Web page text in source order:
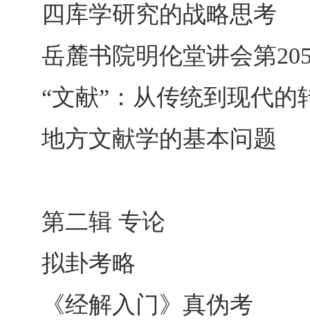
四库学研究的战略思考
岳麓书院明伦堂讲会第
“文献”：从传统到现代的
地方文献学的基本问题
第二辑 专论
拟卦考略
《经解入门》真伪考